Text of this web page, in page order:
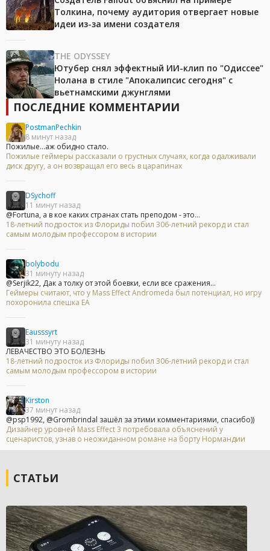
Толкина, почему аудитория отвергает новые
идеи из-за имени создателя
THE ODYSSEY
Ютубер снял эффектный ИИ-клип по "Одиссее"
Нолана в стиле "Апокалипсис сегодня" с
вьетнамскими джунглями
ПОСЛЕДНИЕ КОММЕНТАРИИ
PostmanPechkin
8 минут назад
Пожилые...аж обидно стало.
Пожилые геймеры рассказали о грустных случаях, когда одалживали
диск другу, а он возвращал его весь в царапинах
DSychoff
11 минут назад
@Fortuna, а в кое каких странах стать преподом - это...
18-летний подросток из Флориды побил 306-летний рекорд и стал
самым молодым профессором в истории
bolybodu
31 минуту назад
@Serjik22, Дак а толку от этой боевки, если все сражения...
Геймеры считают, что у Mass Effect Andromeda был потенциал, но игру
похоронила спешка EA
Eausssyrt
31 минуту назад
ЛЕВАЧЕСТВО ЭТО БОЛЕЗНЬ
18-летний подросток из Флориды побил 306-летний рекорд и стал
самым молодым профессором в истории
Kirston
37 минут назад
@psp1992, @Grombrindal зашёл за этими комментариями, спасибо))
Дизайнер уровней Mass Effect 3 потребовала объяснений у
сценаристов, узнав о неожиданном романе на борту Нормандии
СТАТЬИ